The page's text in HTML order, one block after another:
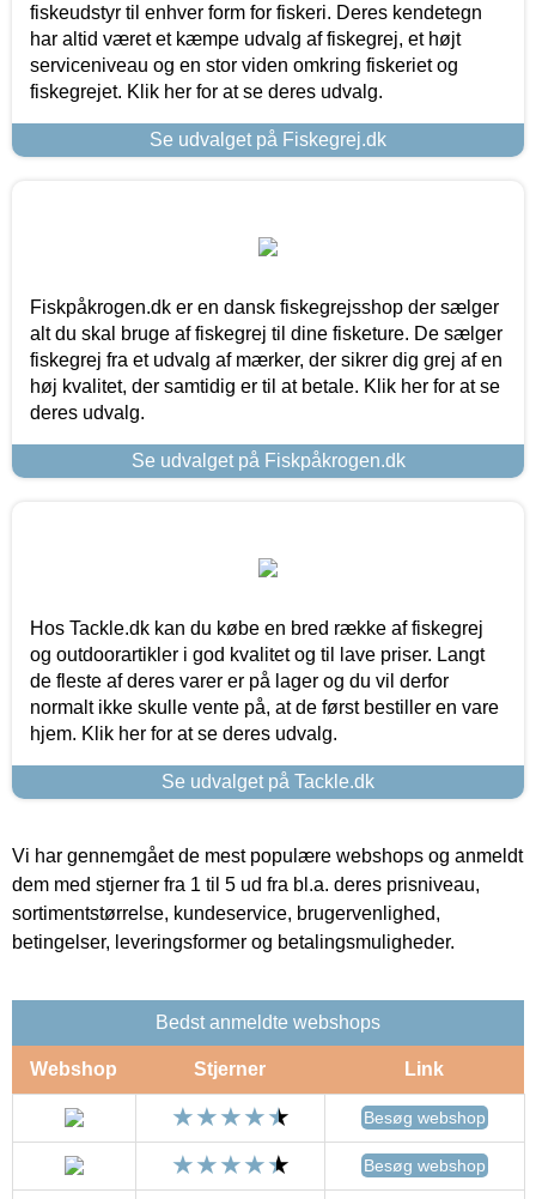
fiskeudstyr til enhver form for fiskeri. Deres kendetegn
har altid været et kæmpe udvalg af fiskegrej, et højt
serviceniveau og en stor viden omkring fiskeriet og
fiskegrejet. Klik her for at se deres udvalg.
Se udvalget på Fiskegrej.dk
Fiskpåkrogen.dk er en dansk fiskegrejsshop der sælger
alt du skal bruge af fiskegrej til dine fisketure. De sælger
fiskegrej fra et udvalg af mærker, der sikrer dig grej af en
høj kvalitet, der samtidig er til at betale. Klik her for at se
deres udvalg.
Se udvalget på Fiskpåkrogen.dk
Hos Tackle.dk kan du købe en bred række af fiskegrej
og outdoorartikler i god kvalitet og til lave priser. Langt
de fleste af deres varer er på lager og du vil derfor
normalt ikke skulle vente på, at de først bestiller en vare
hjem. Klik her for at se deres udvalg.
Se udvalget på Tackle.dk
Vi har gennemgået de mest populære webshops og anmeldt
dem med stjerner fra 1 til 5 ud fra bl.a. deres prisniveau,
sortimentstørrelse, kundeservice, brugervenlighed,
betingelser, leveringsformer og betalingsmuligheder.
Bedst anmeldte webshops
Webshop Stjerner Link
Besøg webshop
Besøg webshop